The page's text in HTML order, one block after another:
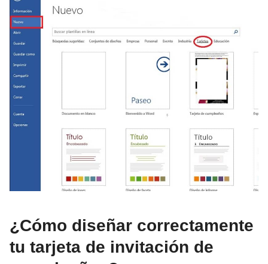
¿Cómo diseñar correctamente
tu tarjeta de invitación de